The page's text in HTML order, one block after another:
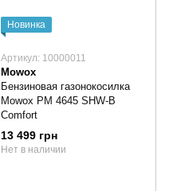
Новинка
Артикул: 10000011
Mowox
Бензиновая газонокосилка
Mowox PM 4645 SHW-B
Comfort
13 499 грн
Нет в наличии